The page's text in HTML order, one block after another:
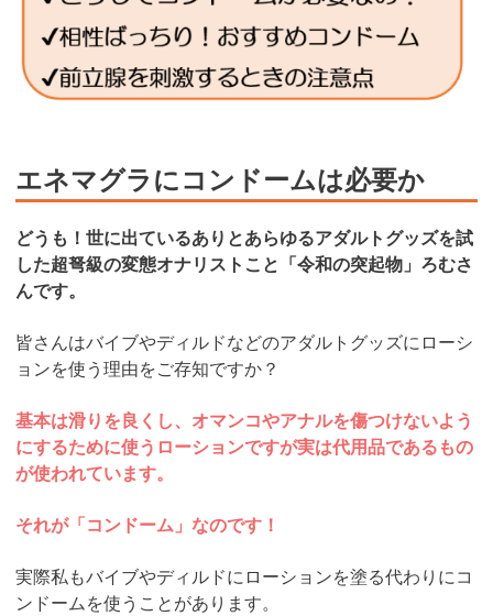
エネマグラにコンドームは必要か
どうも！世に出ているありとあらゆるアダルトグッズを試
した超弩級の変態オナリストこと「令和の突起物」ろむさ
んです。
皆さんはバイブやディルドなどのアダルトグッズにローシ
ョンを使う理由をご存知ですか？
基本は滑りを良くし、オマンコやアナルを傷つけないよう
にするために使うローションですが実は代用品であるもの
が使われています。
それが「コンドーム」なのです！
実際私もバイブやディルドにローションを塗る代わりにコ
ンドームを使うことがあります。